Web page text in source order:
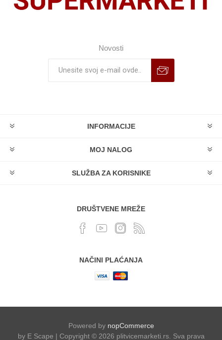
Novosti
INFORMACIJE
MOJ NALOG
SLUŽBA ZA KORISNIKE
DRUŠTVENE MREŽE
NAČINI PLAĆANJA
Powered by nopCommerce
by E Scape | Copyright © 2026 plitvicemarketi.rs. Sva prava